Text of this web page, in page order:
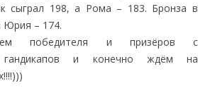
сыграл 198, а Рома – 183. Бронза в
Юрия – 174.
победителя и призёров с
гандикапов и конечно ждём на